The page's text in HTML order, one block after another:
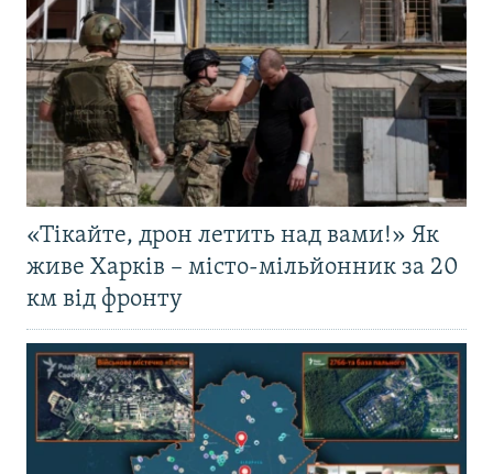
«Тікайте, дрон летить над вами!» Як
живе Харків – місто-мільйонник за 20
км від фронту